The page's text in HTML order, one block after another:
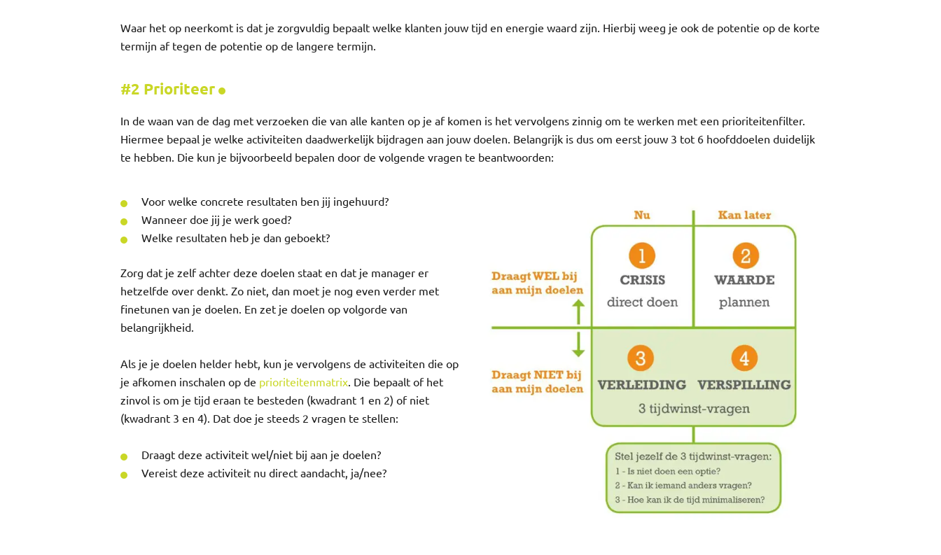
Waar het op neerkomt is dat je zorgvuldig bepaalt welke klanten jouw tijd en energie waard zijn. Hierbij weeg je ook de potentie op de korte
termijn af tegen de potentie op de langere termijn.
#2 Prioriteer
In de waan van de dag met verzoeken die van alle kanten op je af komen is het vervolgens zinnig om te werken met een prioriteitenfilter.
Hiermee bepaal je welke activiteiten daadwerkelijk bijdragen aan jouw doelen. Belangrijk is dus om eerst jouw 3 tot 6 hoofddoelen duidelijk
te hebben. Die kun je bijvoorbeeld bepalen door de volgende vragen te beantwoorden:
Voor welke concrete resultaten ben jij ingehuurd?
Wanneer doe jij je werk goed?
Welke resultaten heb je dan geboekt?
Zorg dat je zelf achter deze doelen staat en dat je manager er
hetzelfde over denkt. Zo niet, dan moet je nog even verder met
finetunen van je doelen. En zet je doelen op volgorde van
belangrijkheid.
Als je je doelen helder hebt, kun je vervolgens de activiteiten die op
je afkomen inschalen op de prioriteitenmatrix. Die bepaalt of het
zinvol is om je tijd eraan te besteden (kwadrant 1 en 2) of niet
(kwadrant 3 en 4). Dat doe je steeds 2 vragen te stellen:
Draagt deze activiteit wel/niet bij aan je doelen?
Vereist deze activiteit nu direct aandacht, ja/nee?